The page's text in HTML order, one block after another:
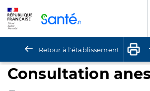
Retour à l'établissement
Consultation